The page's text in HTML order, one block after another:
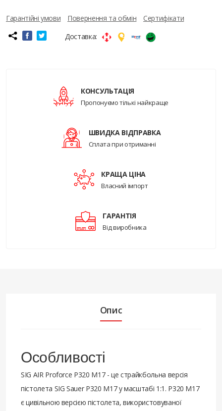
Гарантійні умови Повернення та обмін
Сертифікати
Доставка:
КОНСУЛЬТАЦІЯ
Пропонуємо тількі найкраще
ШВИДКА ВІДПРАВКА
Сплата при отриманні
КРАЩА ЦІНА
Власний імпорт
ГАРАНТІЯ
Від виробника
Опис
Особливості
SIG AIR Proforce P320 M17 - це страйкбольна версія
пістолета SIG Sauer P320 M17 у масштабі 1:1. P320 M17
є цивільною версією пістолета, використовуваної